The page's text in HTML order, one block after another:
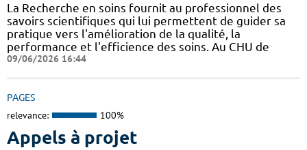
La Recherche en soins fournit au professionnel des
savoirs scientifiques qui lui permettent de guider sa
pratique vers l'amélioration de la qualité, la
performance et l'efficience des soins. Au CHU de
09/06/2026 16:44
PAGES
relevance: 100%
Appels à projet